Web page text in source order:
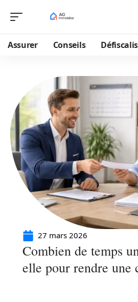
Assurer Conseils
27 mars 2026
Combien de temps
elle pour rendre une